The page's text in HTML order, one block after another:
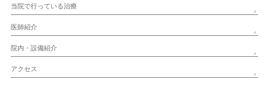
当院で行っている治療
医師紹介
院内・設備紹介
アクセス